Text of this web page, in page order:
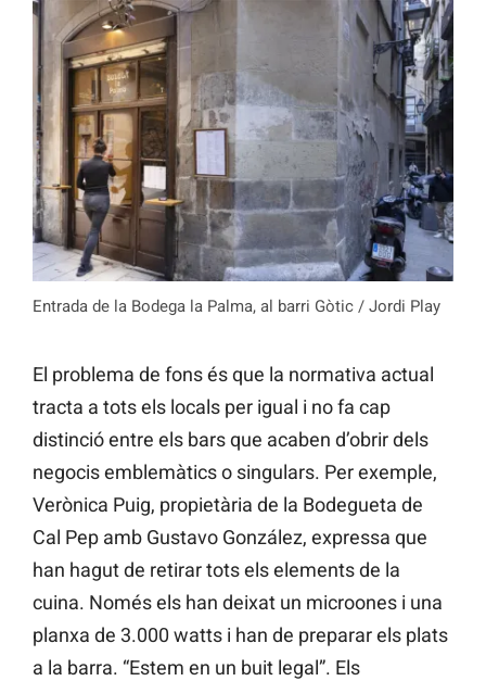
Entrada de la Bodega la Palma, al barri Gòtic / Jordi Play
El problema de fons és que la normativa actual
tracta a tots els locals per igual i no fa cap
distinció entre els bars que acaben d’obrir dels
negocis emblemàtics o singulars. Per exemple,
Verònica Puig, propietària de la Bodegueta de
Cal Pep amb Gustavo González, expressa que
han hagut de retirar tots els elements de la
cuina. Només els han deixat un microones i una
planxa de 3.000 watts i han de preparar els plats
a la barra. “Estem en un buit legal”. Els